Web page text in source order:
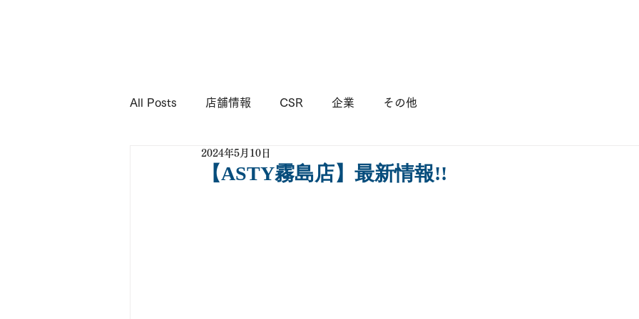
All Posts 店舗情報 CSR 企業 その他
【ASTY霧島店】最新情報!!
2024年5月10日